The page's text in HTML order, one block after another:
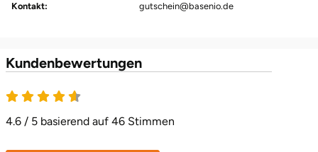
Kontakt: gutschein@basenio.de
Kundenbewertungen
4.6 / 5 basierend auf 46 Stimmen
Heilbronn